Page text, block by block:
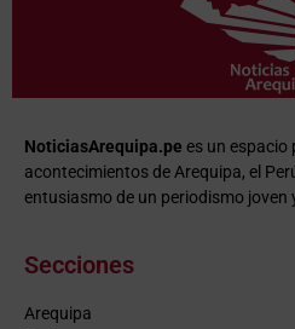
NoticiasArequipa.pe es un espacio
acontecimientos de Arequipa, el
entusiasmo de un periodismo joven
Secciones
Arequipa